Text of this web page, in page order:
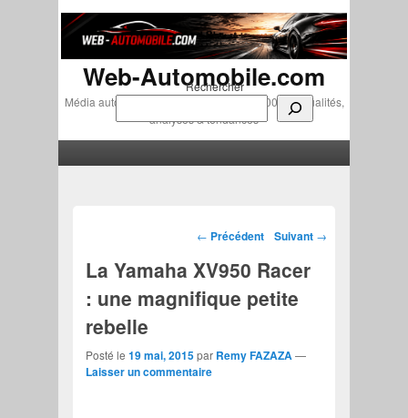
Rechercher
Web-Automobile.com
Média automobile indépendant depuis 2007 • Actualités,
analyses & tendances
Navigation des articles
← Précédent Suivant →
La Yamaha XV950 Racer
: une magnifique petite
rebelle
Posté le19 mai, 2015par Remy FAZAZA—
Laisser un commentaire